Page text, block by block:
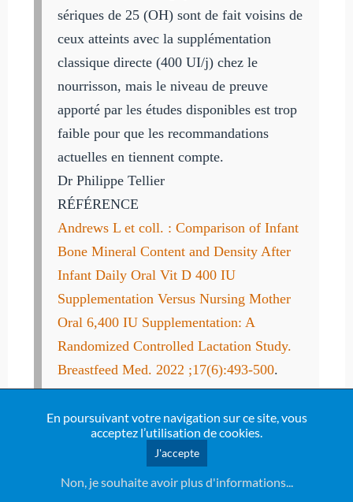
En poursuivant votre navigation sur ce site, vous
acceptez l’utilisation de cookies.
J'accepte
Non, je souhaite avoir plus d'informations...
sériques de 25 (OH) sont de fait voisins de
ceux atteints avec la supplémentation
classique directe (400 UI/j) chez le
nourrisson, mais le niveau de preuve
apporté par les études disponibles est trop
faible pour que les recommandations
actuelles en tiennent compte.
Dr Philippe Tellier
RÉFÉRENCE
Andrews L et coll. : Comparison of Infant
Bone Mineral Content and Density After
Infant Daily Oral Vit D 400 IU
Supplementation Versus Nursing Mother
Oral 6,400 IU Supplementation: A
Randomized Controlled Lactation Study.
Breastfeed Med. 2022 ;17(6):493-500.
Télécharger
Marie Courdent - Boissons et